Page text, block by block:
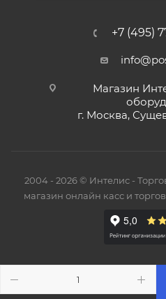
+7 (495)
Магазин
г. Москва,
2004 - 2026 © Интелис -
магазин онлайн касс и